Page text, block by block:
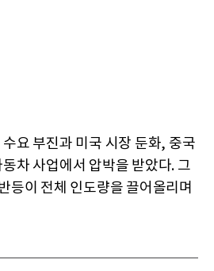
요 부진과 미국 시장 둔화, 중국
차 사업에서 압박을 받았다. 그
등이 전체 인도량을 끌어올리며